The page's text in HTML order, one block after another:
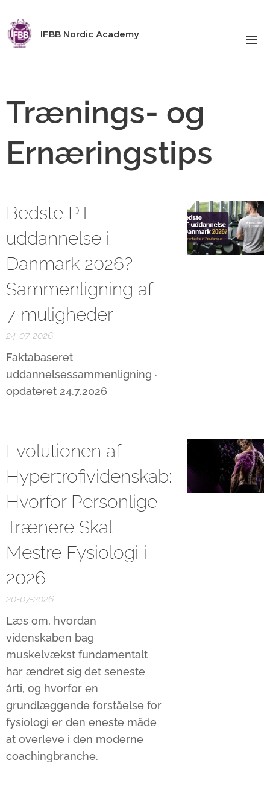
IFBB Nordic Academy
Trænings- og
Ernæringstips
Bedste PT-
uddannelse i
Danmark 2026?
Sammenligning af
7 muligheder
24-07-2026
Faktabaseret
uddannelsessammenligning ·
opdateret 24.7.2026
Evolutionen af
Hypertrofividenskab:
Hvorfor Personlige
Trænere Skal
Mestre Fysiologi i
2026
20-07-2026
Læs om, hvordan
videnskaben bag
muskelvækst fundamentalt
har ændret sig det seneste
årti, og hvorfor en
grundlæggende forståelse for
fysiologi er den eneste måde
at overleve i den moderne
coachingbranche.